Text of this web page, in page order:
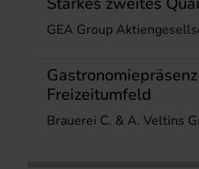
GEA Group
Freizeitumfeld
Brauerei C. & A. Veltins